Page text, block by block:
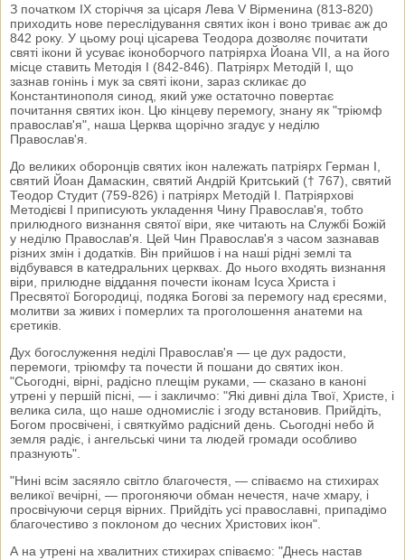
З початком IX сторіччя за цісаря Лева V Вірменина (813-820)
приходить нове переслідування святих ікон і воно триває аж до
842 року. У цьому році цісарева Теодора дозволяє почитати
святі ікони й усуває іконоборчого патріярха Йоана VII, а на його
місце ставить Методія І (842-846). Патріярх Методій І, що
зазнав гонінь і мук за святі ікони, зараз скликає до
Константинополя синод, який уже остаточно повертає
почитання святих ікон. Цю кінцеву перемогу, знану як "тріюмф
православ'я", наша Церква щорічно згадує у неділю
Православ'я.
До великих оборонців святих ікон належать патріярх Герман І,
святий Йоан Дамаскин, святий Андрій Критський († 767), святий
Теодор Студит (759-826) і патріярх Методій І. Патріярхові
Методієві І приписують укладення Чину Православ'я, тобто
прилюдного визнання святої віри, яке читають на Службі Божій
у неділю Православ'я. Цей Чин Православ'я з часом зазнавав
різних змін і додатків. Він прийшов і на наші рідні землі та
відбувався в катедральних церквах. До нього входять визнання
віри, прилюдне віддання почести іконам Ісуса Христа і
Пресвятої Богородиці, подяка Богові за перемогу над єресями,
молитви за живих і померлих та проголошення анатеми на
єретиків.
Дух богослуження неділі Православ'я — це дух радости,
перемоги, тріюмфу та почести й пошани до святих ікон.
"Сьогодні, вірні, радісно плещім руками, — сказано в каноні
утрені у першій пісні, — і закличмо: "Які дивні діла Твої, Христе, і
велика сила, що наше одномисліє і згоду встановив. Прийдіть,
Богом просвічені, і святкуймо радісний день. Сьогодні небо й
земля радіє, і ангельські чини та людей громади особливо
празнують".
"Нині всім засяяло світло благочестя, — співаємо на стихирах
великої вечірні, — прогоняючи обман нечестя, наче хмару, і
просвічуючи серця вірних. Прийдіть усі православні, припадімо
благочестиво з поклоном до чесних Христових ікон".
А на утрені на хвалитних стихирах співаємо: "Днесь настав